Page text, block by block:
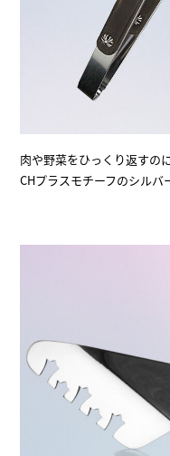
肉や野菜をひっくり返すの
CHプラスモチーフのシルバ